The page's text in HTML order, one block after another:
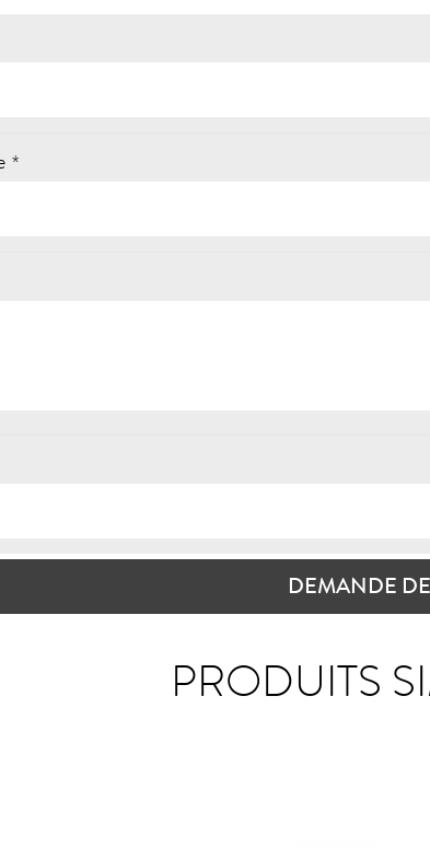
*
DEMANDE
PRODUITS